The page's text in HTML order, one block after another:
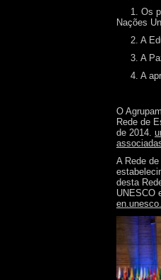
1. Os
Nações
2. A
3. A
4. A
O
Rede de
de 2014.
A Rede
desta
UNESCO